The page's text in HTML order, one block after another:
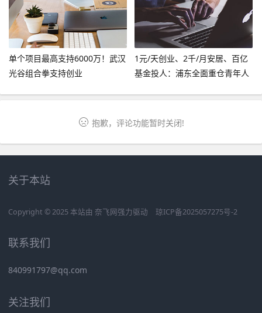
单个项目最高支持6000万！武汉
光谷组合拳支持创业
1元/天创业、2千/月安居、百亿
基金投人：浦东全面重仓青年人
抱歉，评论功能暂时关闭!
关于本站
Copyright © 2025 本站由 奈飞网强力驱动 琼ICP备2025057275号-2
联系我们
840991797@qq.com
关注我们